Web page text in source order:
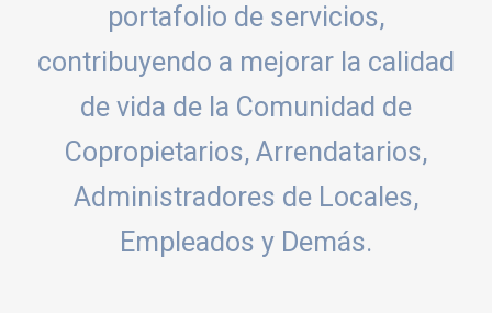
portafolio de servicios,
contribuyendo a mejorar la calidad
de vida de la Comunidad de
Copropietarios, Arrendatarios,
Administradores de Locales,
Empleados y Demás.